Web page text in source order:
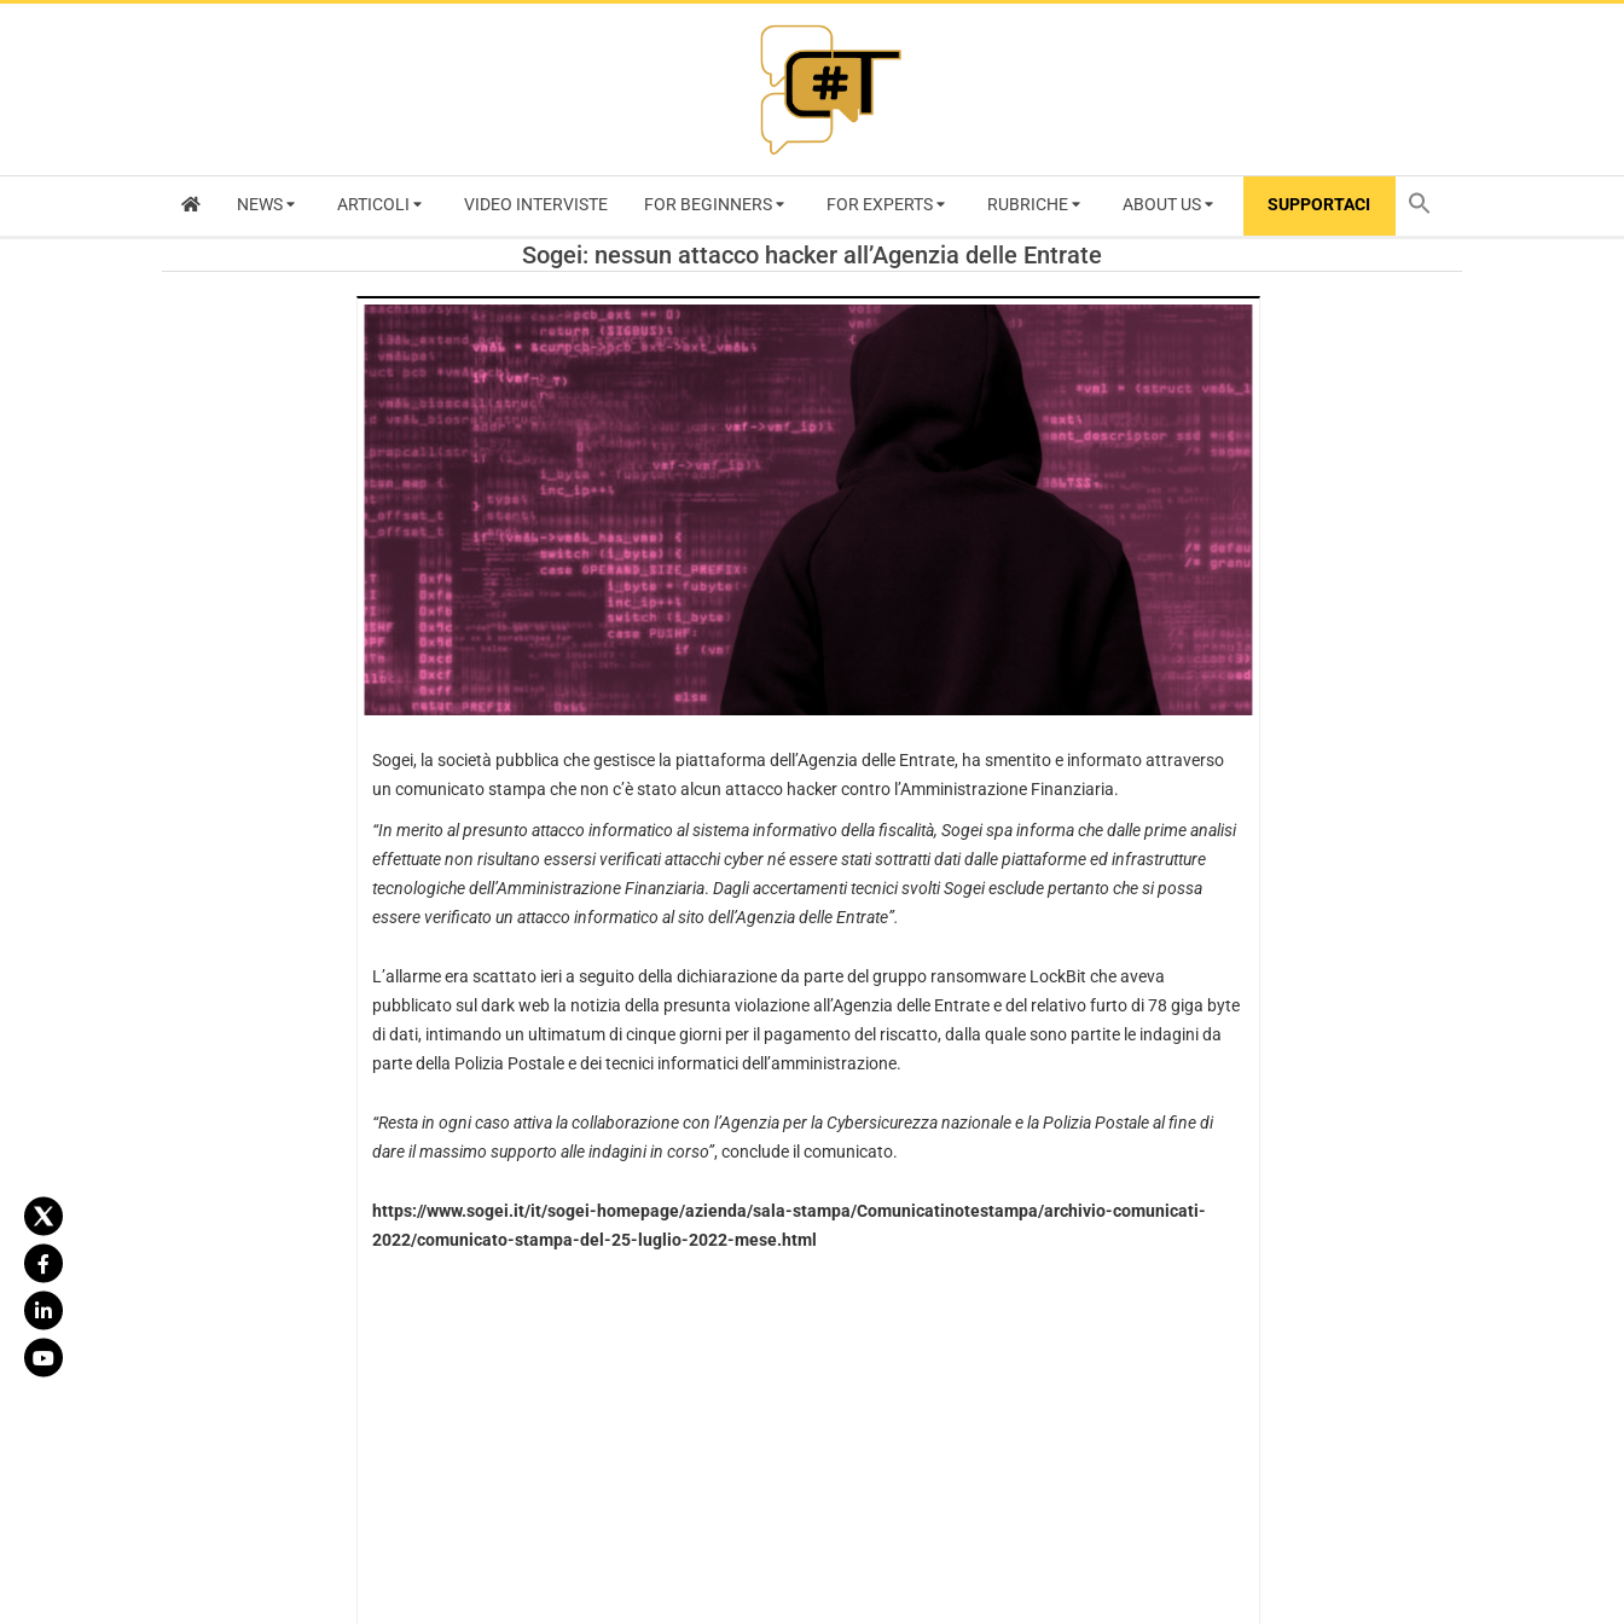
RIVISTA
CYBERSECURITY
TRENDS
NEWS ARTICOLI VIDEO INTERVISTE FOR BEGINNERS FOR EXPERTS RUBRICHE ABOUT US SUPPORTACI
Sogei: nessun attacco hacker all’Agenzia delle Entrate
Sogei, la società pubblica che gestisce la piattaforma dell’Agenzia delle Entrate, ha smentito e informato attraverso
un comunicato stampa che non c’è stato alcun attacco hacker contro l’Amministrazione Finanziaria.
“In merito al presunto attacco informatico al sistema informativo della fiscalità, Sogei spa informa che dalle prime analisi
effettuate non risultano essersi verificati attacchi cyber né essere stati sottratti dati dalle piattaforme ed infrastrutture
tecnologiche dell’Amministrazione Finanziaria. Dagli accertamenti tecnici svolti Sogei esclude pertanto che si possa
essere verificato un attacco informatico al sito dell’Agenzia delle Entrate”.
L’allarme era scattato ieri a seguito della dichiarazione da parte del gruppo ransomware LockBit che aveva
pubblicato sul dark web la notizia della presunta violazione all’Agenzia delle Entrate e del relativo furto di 78 giga byte
di dati, intimando un ultimatum di cinque giorni per il pagamento del riscatto, dalla quale sono partite le indagini da
parte della Polizia Postale e dei tecnici informatici dell’amministrazione.
“Resta in ogni caso attiva la collaborazione con l’Agenzia per la Cybersicurezza nazionale e la Polizia Postale al fine di
dare il massimo supporto alle indagini in corso”, conclude il comunicato.
https://www.sogei.it/it/sogei-homepage/azienda/sala-stampa/Comunicatinotestampa/archivio-comunicati-
2022/comunicato-stampa-del-25-luglio-2022-mese.html